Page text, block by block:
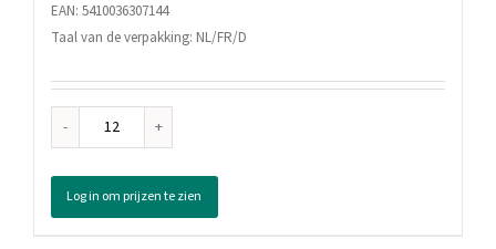
EAN: 5410036307144
Taal van de verpakking: NL/FR/D
Destop
Ontstopper
Turbo,
1000
Log in om prijzen te zien